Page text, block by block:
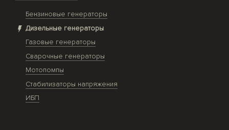
Бензиновые генераторы
Дизельные генераторы
Газовые генераторы
Сварочные генераторы
Мотопомпы
Стабилизаторы напряжения
ИБП